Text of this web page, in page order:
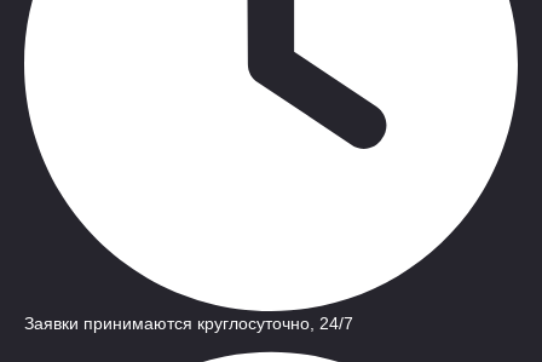
Заявки принимаются круглосуточно, 24/7